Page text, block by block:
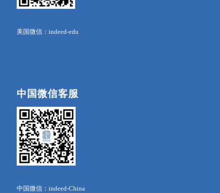
美国微信：indeed-edu
中国微信客服
中国微信：indeed-China